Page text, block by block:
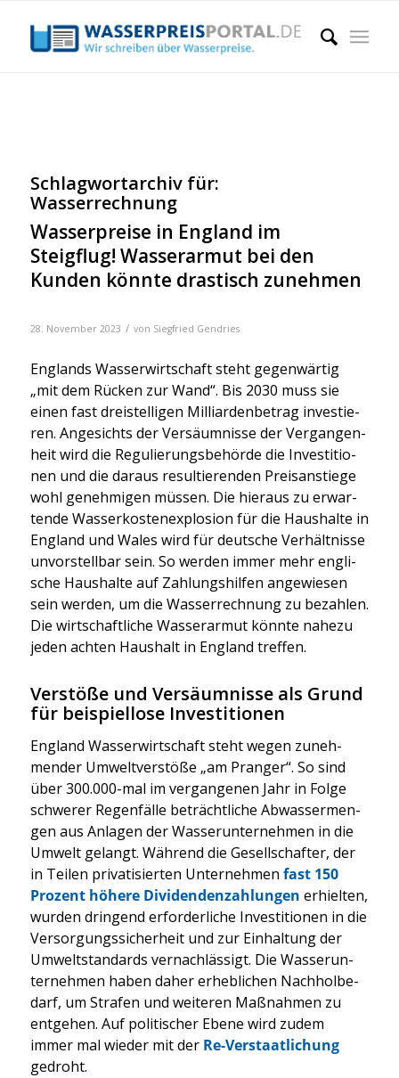
Schlagwortarchiv für:
Wasserrechnung
Wasserpreise in England im
Steigflug! Wasserarmut bei den
Kunden könnte drastisch zunehmen
28. November 2023 / von Siegfried Gendries
Eng­lands Was­ser­wirt­schaft steht gegen­wär­tig
„mit dem Rücken zur Wand“. Bis 2030 muss sie
einen fast drei­stel­li­gen Mil­li­ar­den­be­trag inves­tie­
ren. Ange­sichts der Ver­säum­nis­se der Ver­gan­gen­
heit wird die Regu­lie­rungs­be­hör­de die Inves­ti­tio­
nen und die dar­aus resul­tie­ren­den Preis­an­stie­ge
wohl geneh­mi­gen müs­sen. Die hier­aus zu erwar­
ten­de Was­ser­kos­ten­ex­plo­si­on für die Haus­hal­te in
Eng­land und Wales wird für deut­sche Ver­hält­nis­se
unvor­stell­bar sein. So wer­den immer mehr eng­li­
sche Haus­hal­te auf Zah­lungs­hil­fen ange­wie­sen
sein wer­den, um die Was­ser­rech­nung zu bezah­len.
Die wirt­schaft­li­che Was­ser­ar­mut könn­te nahe­zu
jeden ach­ten Haus­halt in Eng­land tref­fen.
Verstöße und Versäumnisse als Grund
für beispiellose Investitionen
Eng­land Was­ser­wirt­schaft steht wegen zuneh­
men­der Umwelt­ver­stö­ße „am Pran­ger“. So sind
über 300.000-mal im ver­gan­ge­nen Jahr in Fol­ge
schwe­rer Regen­fäl­le beträcht­li­che Abwas­ser­men­
gen aus Anla­gen der Was­ser­un­ter­neh­men in die
Umwelt gelangt. Wäh­rend die Gesell­schaf­ter, der
in Tei­len pri­va­ti­sier­ten Unter­neh­men fast 150
Pro­zent höhe­re Divi­den­den­zah­lun­gen erhiel­ten,
wur­den drin­gend erfor­der­li­che Inves­ti­tio­nen in die
Ver­sor­gungs­si­cher­heit und zur Ein­hal­tung der
Umwelt­stan­dards ver­nach­läs­sigt. Die Was­ser­un­
ter­neh­men haben daher erheb­li­chen Nach­hol­be­
darf, um Stra­fen und wei­te­ren Maß­nah­men zu
ent­ge­hen. Auf poli­ti­scher Ebe­ne wird zudem
immer mal wie­der mit der Re-Ver­staat­li­chung
gedroht.